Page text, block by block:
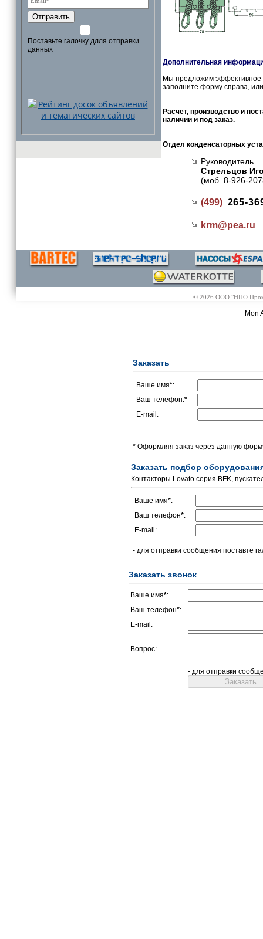
Отправить
Поставьте галочку длля отправки
данных
Дополнительная
Мы предложим эффективное
заполните форму справа,
Расчет, производство и
наличии и под заказ.
Отдел конденсаторных
Руководитель
Стрельцов
(моб. 8-926-
(499) 265-
krm@pea.ru
© 2026 ООО "НПО
Mon
Заказать
Ваше имя*:
Ваш телефон:*
E-mail:
* Оформляя заказ через данную
Заказать подбор
Контакторы Lovato серия BFK,
Ваше имя*:
Ваш телефон*:
E-mail:
- для отправки сообщения поставте
Заказать звонок
Ваше имя*:
Ваш телефон*:
E-mail:
Вопрос:
- для отправки